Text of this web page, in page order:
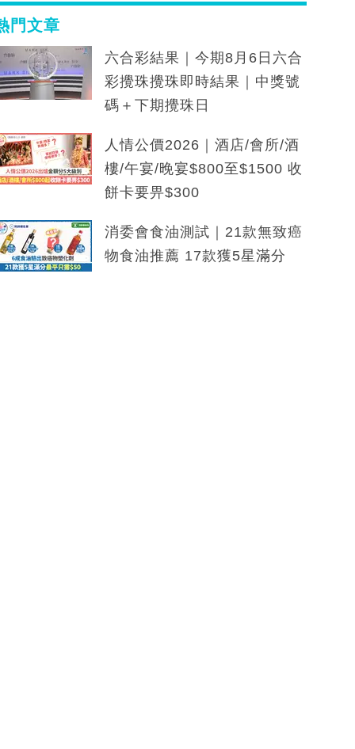
門文章
六合彩結果｜今期8月6日六合
彩攪珠攪珠即時結果｜中獎號
碼＋下期攪珠日
人情公價2026｜酒店/會所/酒
樓/午宴/晚宴$800至$1500 收
餅卡要畀$300
消委會食油測試｜21款無致癌
物食油推薦 17款獲5星滿分